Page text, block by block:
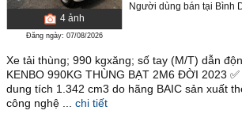
4 ảnh
Đăng ngày: 07/08/2026
Người dùng bán tại Bình
Xe tải thùng; 990 kgxăng; số tay (M/T) dẫn
KENBO 990KG THÙNG BẠT 2M6 ĐỜI 2023
dung tích 1.342 cm3 do hãng BAIC sản xuất
công nghệ ...
chi tiết